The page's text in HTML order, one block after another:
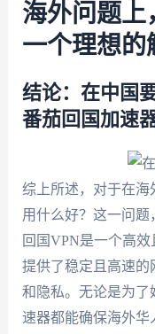
海外问题上
一个理想的
结论：在中国
番茄回国加速
综上所述，对于在海
用什么好？这一问
回国VPN是一个高
提供了稳定且高速的
和隐私。无论是为了
速器都能确保海外华